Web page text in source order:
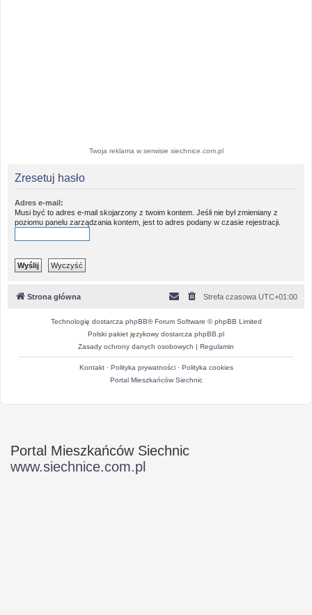
Twoja reklama w serwisie siechnice.com.pl
Zresetuj hasło
Adres e-mail:
Musi być to adres e-mail skojarzony z twoim kontem. Jeśli nie był zmieniany z
poziomu panelu zarządzania kontem, jest to adres podany w czasie rejestracji.
Strona główna Strefa czasowa UTC+01:00
Technologię dostarcza phpBB® Forum Software © phpBB Limited
Polski pakiet językowy dostarcza phpBB.pl
Zasady ochrony danych osobowych | Regulamin
Kontakt· Polityka prywatności· Polityka cookies
Portal Mieszkańców Siechnic
Portal Mieszkańców Siechnic
www.siechnice.com.pl